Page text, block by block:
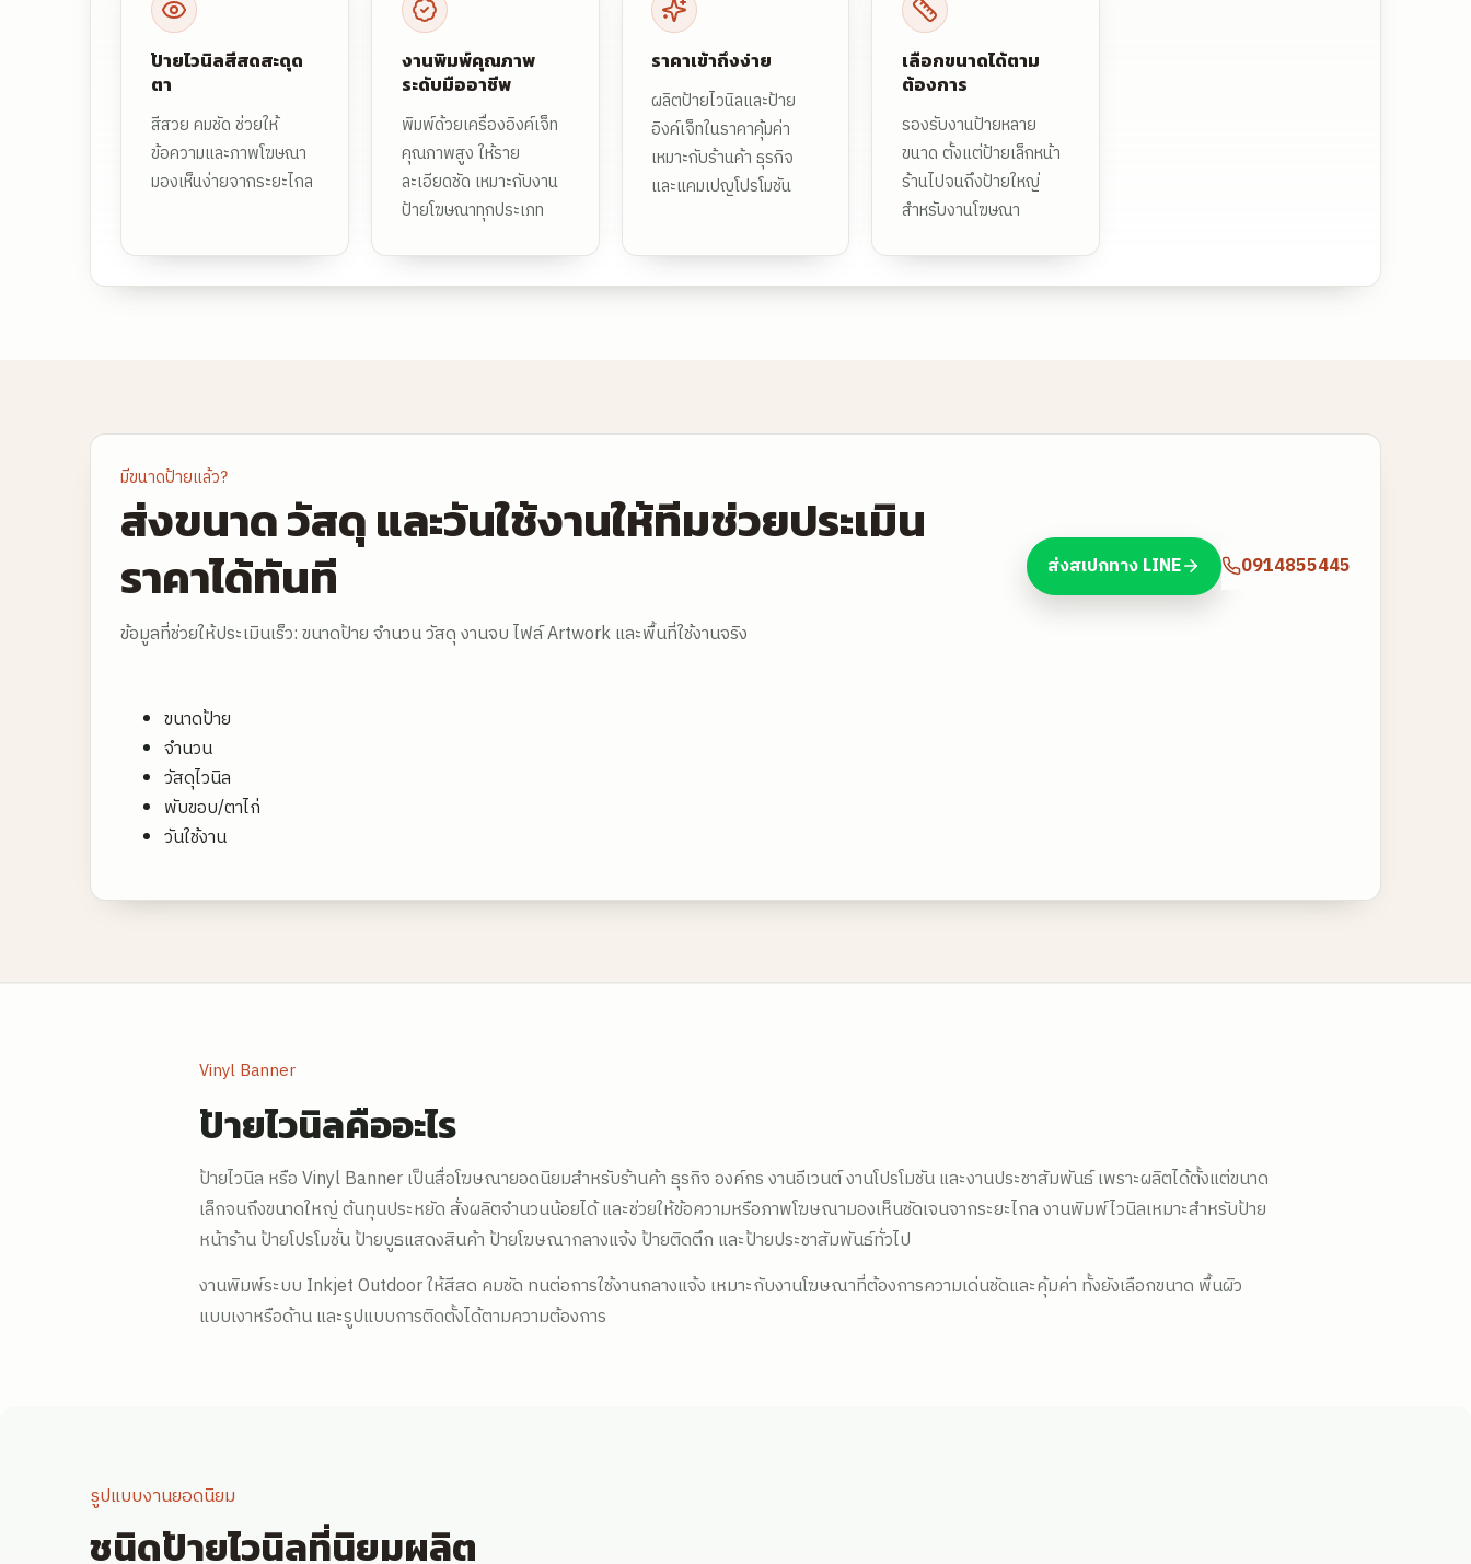
ป้ายไวนิลสีสดสะดุด
ตา
สีสวย คมชัด ช่วยให้
ข้อความและภาพโฆษณา
มองเห็นง่ายจากระยะไกล
งานพิมพ์คุณภาพ
ระดับมืออาชีพ
พิมพ์ด้วยเครื่องอิงค์เจ็ท
คุณภาพสูง ให้ราย
ละเอียดชัด เหมาะกับงาน
ป้ายโฆษณาทุกประเภท
ราคาเข้าถึงง่าย
ผลิตป้ายไวนิลและป้าย
อิงค์เจ็ทในราคาคุ้มค่า
เหมาะกับร้านค้า ธุรกิจ
และแคมเปญโปรโมชัน
เลือกขนาดได้ตาม
ต้องการ
รองรับงานป้ายหลาย
ขนาด ตั้งแต่ป้ายเล็กหน้า
ร้านไปจนถึงป้ายใหญ่
สำหรับงานโฆษณา
มีขนาดป้ายแล้ว?
ส่งขนาด วัสดุ และวันใช้งานให้ทีมช่วยประเมิน
ราคาได้ทันที
ข้อมูลที่ช่วยให้ประเมินเร็ว: ขนาดป้าย จำนวน วัสดุ งานจบ ไฟล์ Artwork และพื้นที่ใช้งานจริง
ส่งสเปกทาง LINE 0914855445
ขนาดป้าย
จำนวน
วัสดุไวนิล
พับขอบ/ตาไก่
วันใช้งาน
Vinyl Banner
ป้ายไวนิลคืออะไร
ป้ายไวนิล หรือ Vinyl Banner เป็นสื่อโฆษณายอดนิยมสำหรับร้านค้า ธุรกิจ องค์กร งานอีเวนต์ งานโปรโมชัน และงานประชาสัมพันธ์ เพราะผลิตได้ตั้งแต่ขนาด
เล็กจนถึงขนาดใหญ่ ต้นทุนประหยัด สั่งผลิตจำนวนน้อยได้ และช่วยให้ข้อความหรือภาพโฆษณามองเห็นชัดเจนจากระยะไกล งานพิมพ์ไวนิลเหมาะสำหรับป้าย
หน้าร้าน ป้ายโปรโมชั่น ป้ายบูธแสดงสินค้า ป้ายโฆษณากลางแจ้ง ป้ายติดตึก และป้ายประชาสัมพันธ์ทั่วไป
งานพิมพ์ระบบ Inkjet Outdoor ให้สีสด คมชัด ทนต่อการใช้งานกลางแจ้ง เหมาะกับงานโฆษณาที่ต้องการความเด่นชัดและคุ้มค่า ทั้งยังเลือกขนาด พื้นผิว
แบบเงาหรือด้าน และรูปแบบการติดตั้งได้ตามความต้องการ
รูปแบบงานยอดนิยม
ชนิดป้ายไวนิลที่นิยมผลิต